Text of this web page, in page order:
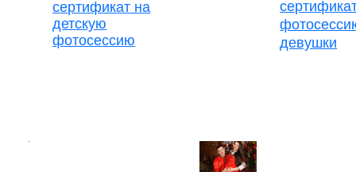
сертификат на
детскую
фотосессию
девушки